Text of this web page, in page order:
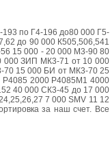
по Г4-196 до80 000 Г5-
до 90 000 К505,506,541
15 000 - 20 000 М3-90 80
000 ЗИП МК3-71 от 10 000
70 15 000 БИ от МК3-70 25
Р4085 2000 Р4085М1 4000
40 000 СК3-45 до 17 000
7 000 SMV 11 12
за наш счет. Все